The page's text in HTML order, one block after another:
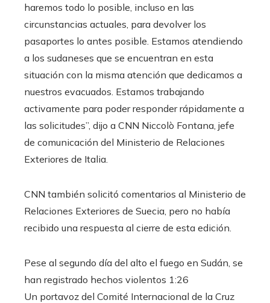
haremos todo lo posible, incluso en las
circunstancias actuales, para devolver los
pasaportes lo antes posible. Estamos atendiendo
a los sudaneses que se encuentran en esta
situación con la misma atención que dedicamos a
nuestros evacuados. Estamos trabajando
activamente para poder responder rápidamente a
las solicitudes”, dijo a CNN Niccolò Fontana, jefe
de comunicación del Ministerio de Relaciones
Exteriores de Italia.
CNN también solicitó comentarios al Ministerio de
Relaciones Exteriores de Suecia, pero no había
recibido una respuesta al cierre de esta edición.
Pese al segundo día del alto el fuego en Sudán, se
han registrado hechos violentos 1:26
Un portavoz del Comité Internacional de la Cruz